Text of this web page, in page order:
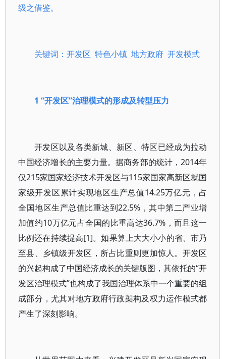
级之借鉴。
关键词：开发区 特色小镇 地方政府 开发模式
1 “开发区”治理模式的形成及转型压力
开发区以及各类新城、新区、特区已经成为拉动
中国经济增长的主要力量。据商务部的统计，2014年
仅215家国家经济技术开发区与115家国家高新区就国
家级开发区累计实现地区生产总值14.25万亿元，占
全国地区生产总值比重达到22.5%，其中第二产业增
加值约10万亿元占全国的比重高达36.7%，而且这一
比例还在持续提高[1]。如果算上大大小小的省、市乃
至县、乡镇级开发区，所占比重则更加惊人。开发区
的兴起构成了中国经济成长的关键版图，其依托的“开
发区治理模式”也构成了我国治理体系中一个重要的组
成部分，尤其对地方政府行政架构及权力运作模式都
产生了深刻影响。